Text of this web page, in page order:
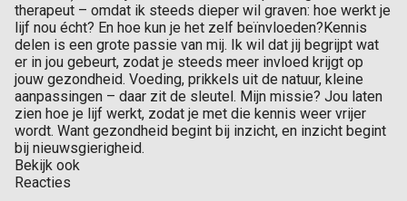
therapeut – omdat ik steeds dieper wil graven: hoe werkt je
lijf nou écht? En hoe kun je het zelf beïnvloeden?Kennis
delen is een grote passie van mij. Ik wil dat jij begrijpt wat
er in jou gebeurt, zodat je steeds meer invloed krijgt op
jouw gezondheid. Voeding, prikkels uit de natuur, kleine
aanpassingen – daar zit de sleutel. Mijn missie? Jou laten
zien hoe je lijf werkt, zodat je met die kennis weer vrijer
wordt. Want gezondheid begint bij inzicht, en inzicht begint
bij nieuwsgierigheid.
Bekijk ook
Reacties